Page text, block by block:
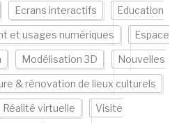
Ecrans interactifs Education
et usages numériques Espace
Modélisation 3D Nouvelles
& rénovation de lieux culturels
Réalité virtuelle Visite